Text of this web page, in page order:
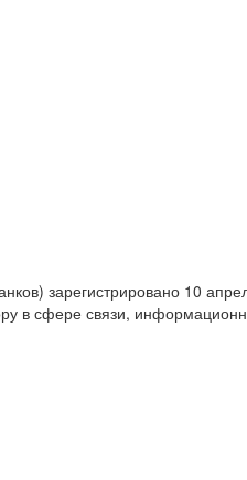
зарегистрировано 10
в сфере связи,